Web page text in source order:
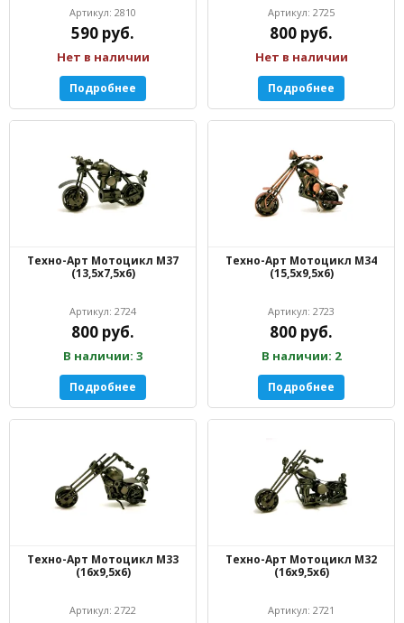
Артикул: 2810
590 руб.
Нет в наличии
Подробнее
Артикул: 2725
800 руб.
Нет в наличии
Подробнее
Техно-Арт Мотоцикл М37
(13,5х7,5х6)
Артикул: 2724
800 руб.
В наличии: 3
Подробнее
Техно-Арт Мотоцикл М34
(15,5х9,5х6)
Артикул: 2723
800 руб.
В наличии: 2
Подробнее
Техно-Арт Мотоцикл М33
(16х9,5х6)
Артикул: 2722
Техно-Арт Мотоцикл М32
(16х9,5х6)
Артикул: 2721